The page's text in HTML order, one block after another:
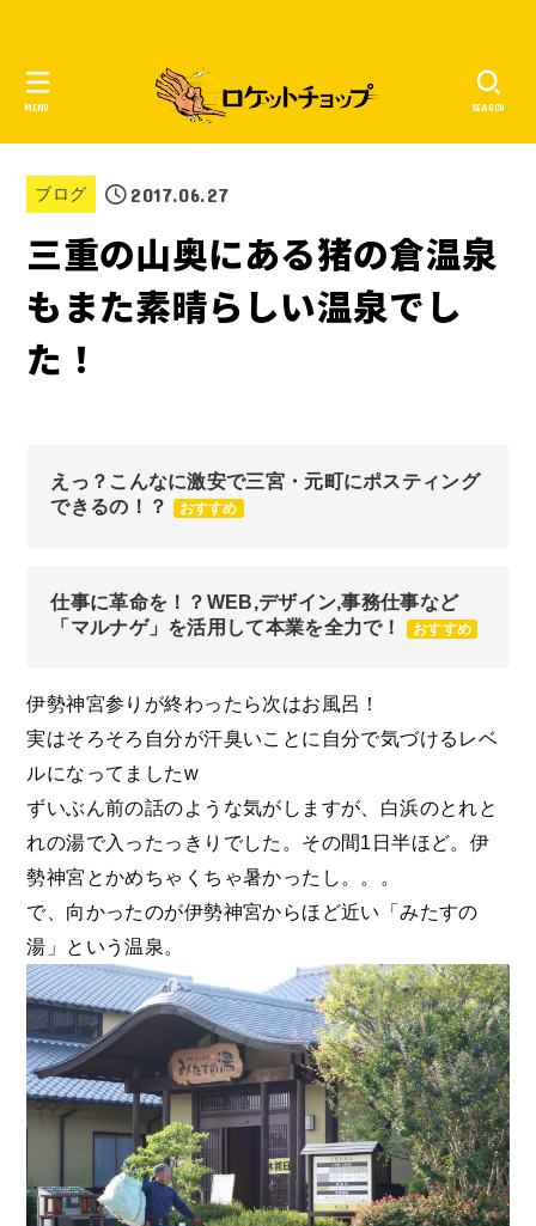
SEARCH
MENU
ブログ 2017.06.27
三重の山奥にある猪の倉温泉
もまた素晴らしい温泉でし
た！
えっ？こんなに激安で三宮・元町にポスティング
できるの！？
おすすめ
仕事に革命を！？WEB,デザイン,事務仕事など
「マルナゲ」を活用して本業を全力で！
おすすめ
伊勢神宮参りが終わったら次はお風呂！
実はそろそろ自分が汗臭いことに自分で気づけるレベ
ルになってましたw
ずいぶん前の話のような気がしますが、白浜のとれと
れの湯で入ったっきりでした。その間1日半ほど。伊
勢神宮とかめちゃくちゃ暑かったし。。。
で、向かったのが伊勢神宮からほど近い「みたすの
湯」という温泉。